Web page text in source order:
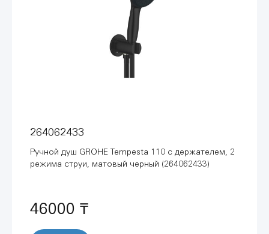
264062433
Ручной душ GROHE Tempesta 110 с держателем, 2
режима струи, матовый черный (264062433)
46000 ₸